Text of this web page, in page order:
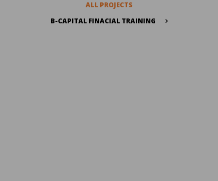
ALL PROJECTS
B-CAPITAL FINACIAL TRAINING